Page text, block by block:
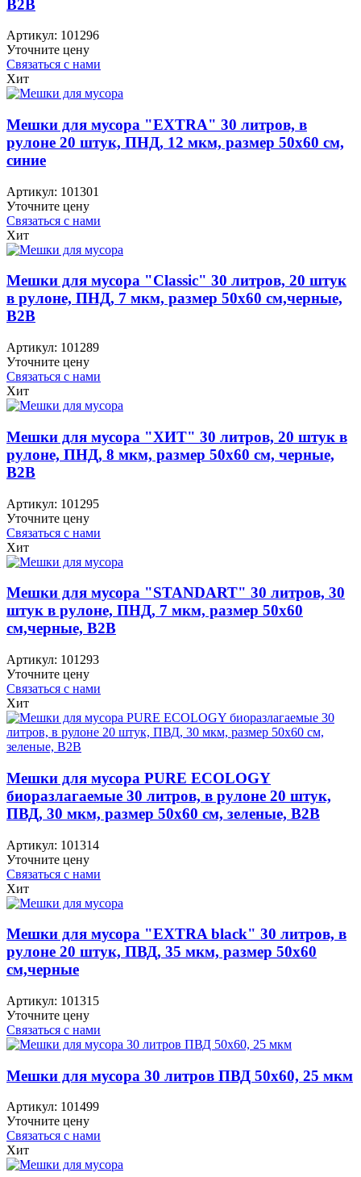
B2B
Артикул: 101296
Уточните цену
Связаться с нами
Хит
Мешки для мусора "EXTRA" 30 литров, в
рулоне 20 штук, ПНД, 12 мкм, размер 50х60 см,
синие
Артикул: 101301
Уточните цену
Связаться с нами
Хит
Мешки для мусора "Classic" 30 литров, 20 штук
в рулоне, ПНД, 7 мкм, размер 50х60 см,черные,
B2B
Артикул: 101289
Уточните цену
Связаться с нами
Хит
Мешки для мусора "ХИТ" 30 литров, 20 штук в
рулоне, ПНД, 8 мкм, размер 50х60 см, черные,
B2B
Артикул: 101295
Уточните цену
Связаться с нами
Хит
Мешки для мусора "STANDART" 30 литров, 30
штук в рулоне, ПНД, 7 мкм, размер 50х60
см,черные, B2B
Артикул: 101293
Уточните цену
Связаться с нами
Хит
Мешки для мусора PURE ECOLOGY
биоразлагаемые 30 литров, в рулоне 20 штук,
ПВД, 30 мкм, размер 50х60 см, зеленые, B2B
Артикул: 101314
Уточните цену
Связаться с нами
Хит
Мешки для мусора "EXTRA black" 30 литров, в
рулоне 20 штук, ПВД, 35 мкм, размер 50х60
см,черные
Артикул: 101315
Уточните цену
Связаться с нами
Мешки для мусора 30 литров ПВД 50х60, 25 мкм
Артикул: 101499
Уточните цену
Связаться с нами
Хит